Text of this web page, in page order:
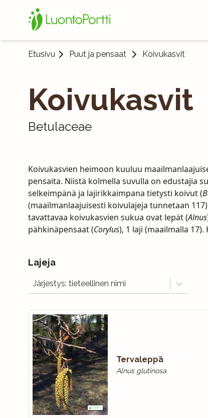
Etusivu Puut ja pensaat Koivukasvit
Koivukasvit
Betulaceae
Koivukasvien heimoon kuuluu maailmanlaajuisesti 6
pensaita. Niistä kolmella suvulla on edustajia
selkeimpänä ja lajirikkaimpana tietysti koivut (
(maailmanlaajuisesti koivulajeja tunnetaan
tavattavaa koivukasvien sukua ovat lepät (Alnus
pähkinäpensaat (Corylus), 1 laji (maailmalla
Lajeja
Järjestys: tieteellinen nimi
Tervaleppä
Alnus glutinosa